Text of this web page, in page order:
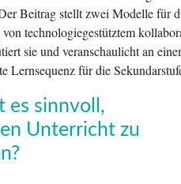
Beitrag stellt zwei Modelle für
technologiegestütztem
sie und veranschaulicht an
Lernsequenz für die
es sinnvoll,
Unterricht zu